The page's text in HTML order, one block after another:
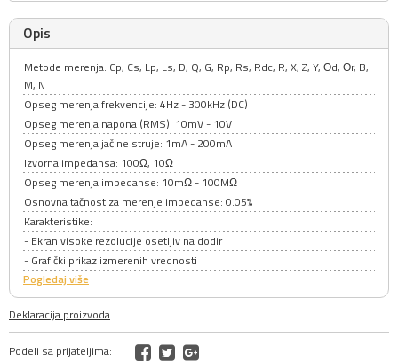
Opis
Metode merenja: Cp, Cs, Lp, Ls, D, Q, G, Rp, Rs, Rdc, R, X, Z, Y, Θd, Θr, B,
M, N
Opseg merenja frekvencije: 4Hz - 300kHz (DC)
Opseg merenja napona (RMS): 10mV - 10V
Opseg merenja jačine struje: 1mA - 200mA
Izvorna impedansa: 100Ω, 10Ω
Opseg merenja impedanse: 10mΩ - 100MΩ
Osnovna tačnost za merenje impedanse: 0.05%
Karakteristike:
- Ekran visoke rezolucije osetljiv na dodir
- Grafički prikaz izmerenih vrednosti
Pogledaj više
Deklaracija proizvoda
Podeli sa prijateljima: